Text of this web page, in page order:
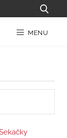
MENU